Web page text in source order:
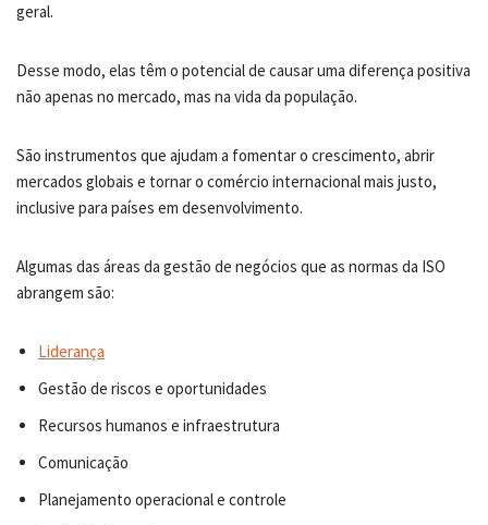
geral.
Desse modo, elas têm o potencial de causar uma diferença positiva
não apenas no mercado, mas na vida da população.
São instrumentos que ajudam a fomentar o crescimento, abrir
mercados globais e tornar o comércio internacional mais justo,
inclusive para países em desenvolvimento.
Algumas das áreas da gestão de negócios que as normas da ISO
abrangem são:
Liderança
Gestão de riscos e oportunidades
Recursos humanos e infraestrutura
Comunicação
Planejamento operacional e controle